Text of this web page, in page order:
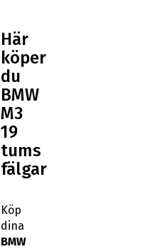
Här
köper
du
BMW
M3
19
tums
fälgar
Köp
dina
BMW